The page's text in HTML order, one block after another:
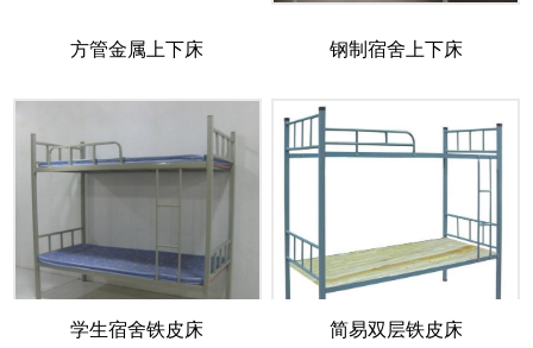
方管金属上下床 钢制宿舍上下床
学生宿舍铁皮床 简易双层铁皮床